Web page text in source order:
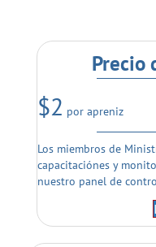
Precio
$2 por apreniz
Los miembros de
capacitaciónes y
nuestro panel de